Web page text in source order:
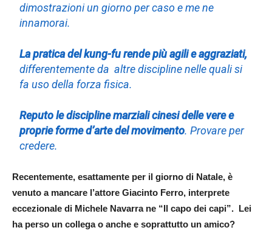
dimostrazioni un giorno per caso e me ne
innamorai.
La pratica del kung-fu rende più agili e aggraziati,
differentemente da altre discipline nelle quali si
fa uso della forza fisica.
Reputo le discipline marziali cinesi delle vere e
proprie forme d’arte del movimento. Provare per
credere.
Recentemente, esattamente per il giorno di Natale, è
venuto a mancare l’attore Giacinto Ferro, interprete
eccezionale di Michele Navarra ne “Il capo dei capi”. Lei
ha perso un collega o anche e soprattutto un amico?